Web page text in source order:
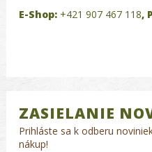
E-Shop: +421 907 467 118,
ZASIELANIE
Prihláste sa k odberu
nákup!